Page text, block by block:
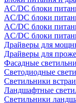
AC/DC блоки
AC/DC блоки
AC/DC блоки
AC/DC блоки
Драйверы для
Драйверы для
Фасадные
Светодиодные
Светильники
Ландшафтные
Светильники